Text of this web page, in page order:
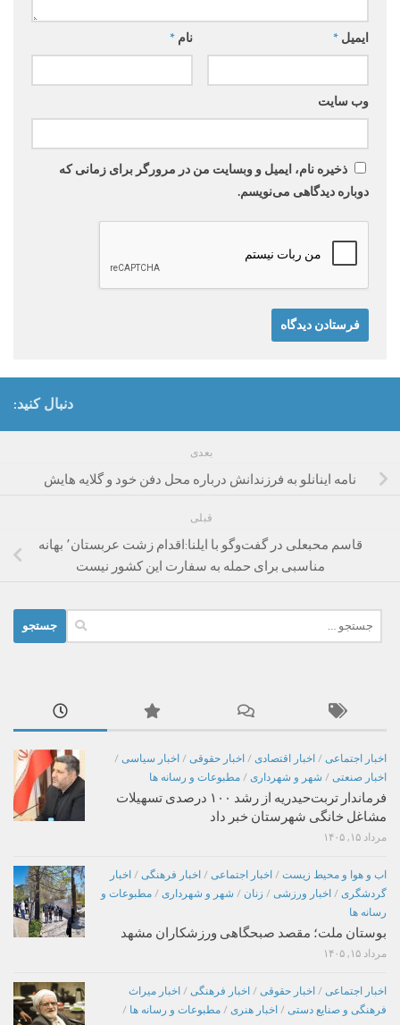
نام * ایمیل *
وب‌ سایت
ذخیره نام، ایمیل و وبسایت من در مرورگر برای زمانی که
دوباره دیدگاهی می‌نویسم.
دنبال کنید:
بعدی
نامه اینانلو به فرزندانش درباره محل دفن خود و گلایه هایش
قبلی
قاسم محبعلی در گفت‌وگو با ایلنا:اقدام زشت عربستان٬ بهانه
مناسبی برای حمله به سفارت این کشور نیست
برای:
اخبار اجتماعی / اخبار اقتصادی / اخبار حقوقی / اخبار سیاسی /
اخبار صنعتی / شهر و شهرداری / مطبوعات و رسانه ها
فرماندار تربت‌حیدریه از رشد ۱۰۰ درصدی تسهیلات
مشاغل خانگی شهرستان خبر داد
مرداد ۱۵, ۱۴۰۵
اب و هوا و محیط زیست / اخبار اجتماعی / اخبار فرهنگی / اخبار
گردشگری / اخبار ورزشی / زنان / شهر و شهرداری / مطبوعات و
رسانه ها
بوستان ملت؛ مقصد صبحگاهی ورزشکاران مشهد
مرداد ۱۵, ۱۴۰۵
اخبار اجتماعی / اخبار حقوقی / اخبار فرهنگی / اخبار میراث
فرهنگی و صنایع دستی / اخبار هنری / مطبوعات و رسانه ها /